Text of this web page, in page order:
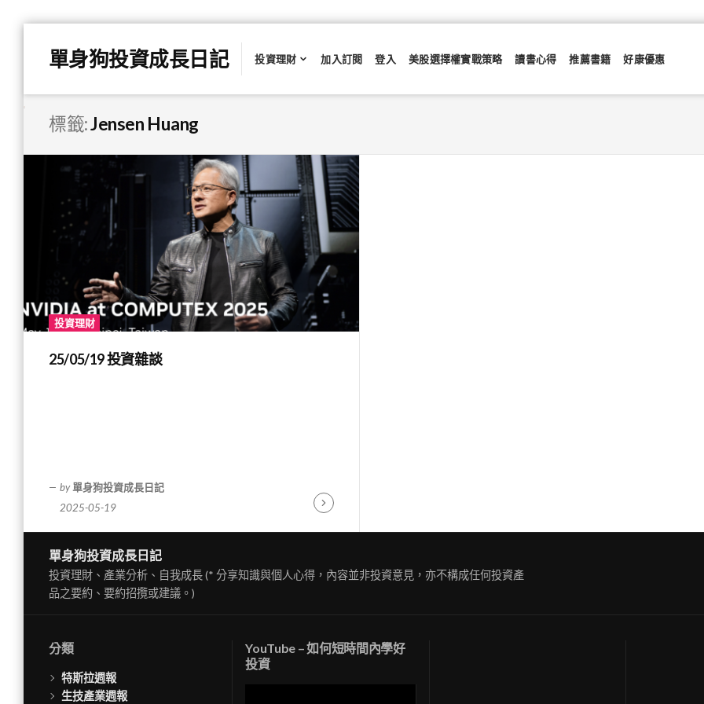
單身狗投資成長日記 投資理財 加入訂閱 登入 美股選擇權實戰策略 讀書心得 推薦書籍 好康優惠
標籤:Jensen Huang
投資理財
25/05/19 投資雜談
by 單身狗投資成長日記
2025-05-19
Continue
單身狗投資成長日記
投資理財、產業分析、自我成長 (* 分享知識與個人心得，內容並非投資意見，亦不構成任何投資產
品之要約、要約招攬或建議。)
分類
特斯拉週報
生技產業週報
YouTube – 如何短時間內學好
投資